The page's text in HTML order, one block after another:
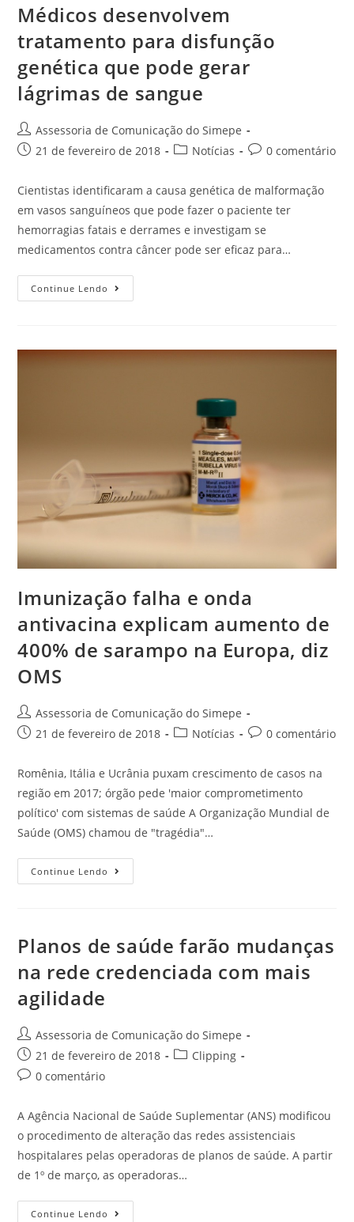
Médicos desenvolvem
tratamento para disfunção
genética que pode gerar
lágrimas de sangue
Assessoria de Comunicação do Simepe
21 de fevereiro de 2018
Notícias 0 comentário
Cientistas identificaram a causa genética de malformação
em vasos sanguíneos que pode fazer o paciente ter
hemorragias fatais e derrames e investigam se
medicamentos contra câncer pode ser eficaz para…
Continue Lendo
Imunização falha e onda
antivacina explicam aumento de
400% de sarampo na Europa, diz
OMS
Assessoria de Comunicação do Simepe
21 de fevereiro de 2018
Notícias 0 comentário
Romênia, Itália e Ucrânia puxam crescimento de casos na
região em 2017; órgão pede 'maior comprometimento
político' com sistemas de saúde A Organização Mundial de
Saúde (OMS) chamou de "tragédia"…
Continue Lendo
Planos de saúde farão mudanças
na rede credenciada com mais
agilidade
Assessoria de Comunicação do Simepe
21 de fevereiro de 2018
Clipping
0 comentário
A Agência Nacional de Saúde Suplementar (ANS) modificou
o procedimento de alteração das redes assistenciais
hospitalares pelas operadoras de planos de saúde. A partir
de 1º de março, as operadoras…
Continue Lendo